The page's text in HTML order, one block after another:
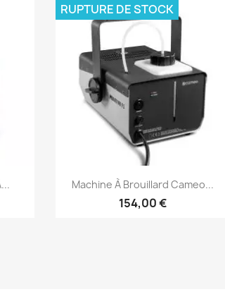
Aperçu rapide
Machine À Brouillard Cameo...
154,00 €
RUPTURE DE STOCK